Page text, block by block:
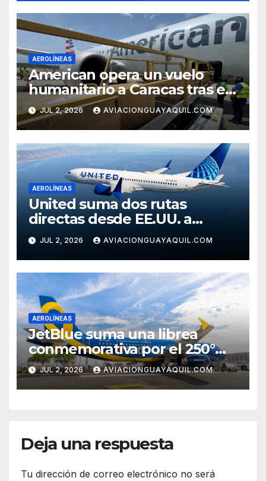
AEROLÍNEAS
American opera un vuelo
humanitario a Caracas tras el
terremoto en Venezuela
JUL 2, 2026 AVIACIONGUAYAQUIL.COM
AEROLÍNEAS
United suma dos rutas
directas desde EE.UU. a
Cartagena
JUL 2, 2026 AVIACIONGUAYAQUIL.COM
AEROLÍNEAS
JetBlue suma una librea
conmemorativa por el 250°
aniversario de Estados Unidos
JUL 2, 2026 AVIACIONGUAYAQUIL.COM
Deja una respuesta
Tu dirección de correo electrónico no será